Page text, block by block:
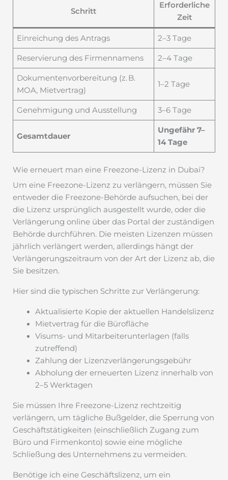
Schritt
Erforderliche
Zeit
Einreichung des Antrags 2–3 Tage
Reservierung des Firmennamens 2–4 Tage
Dokumentenvorbereitung (z. B.
MOA, Mietvertrag)
1–2 Tage
Genehmigung und Ausstellung 3–6 Tage
Gesamtdauer
Ungefähr 7–
14 Tage
Wie erneuert man eine Freezone-Lizenz in Dubai?
Um eine Freezone-Lizenz zu verlängern, müssen Sie
entweder die Freezone-Behörde aufsuchen, bei der
die Lizenz ursprünglich ausgestellt wurde, oder die
Verlängerung online über das Portal der zuständigen
Behörde durchführen. Die meisten Lizenzen müssen
jährlich verlängert werden, allerdings hängt der
Verlängerungszeitraum von der Art der Lizenz ab, die
Sie besitzen.
Hier sind die typischen Schritte zur Verlängerung:
Aktualisierte Kopie der aktuellen Handelslizenz
Mietvertrag für die Bürofläche
Visums- und Mitarbeiterunterlagen (falls
zutreffend)
Zahlung der Lizenzverlängerungsgebühr
Abholung der erneuerten Lizenz innerhalb von
2–5 Werktagen
Sie müssen Ihre Freezone-Lizenz rechtzeitig
verlängern, um tägliche Bußgelder, die Sperrung von
Geschäftstätigkeiten (einschließlich Zugang zum
Büro und Firmenkonto) sowie eine mögliche
Schließung des Unternehmens zu vermeiden.
Benötige ich eine Geschäftslizenz, um ein